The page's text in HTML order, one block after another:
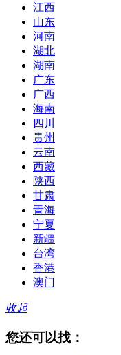
江西
山东
河南
湖北
湖南
广东
广西
海南
四川
贵州
云南
西藏
陕西
甘肃
青海
宁夏
新疆
台湾
香港
澳门
收起
您还可以找：